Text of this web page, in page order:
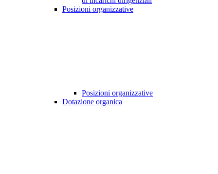
Posizioni organizzative
Posizioni organizzative
Dotazione organica